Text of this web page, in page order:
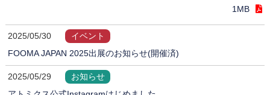
1MB
2025/05/30
イベント
FOOMA JAPAN 2025出展のお知らせ(開催済)
2025/05/29
お知らせ